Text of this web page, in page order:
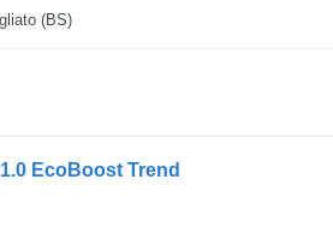
(BS)
EcoBoost Trend